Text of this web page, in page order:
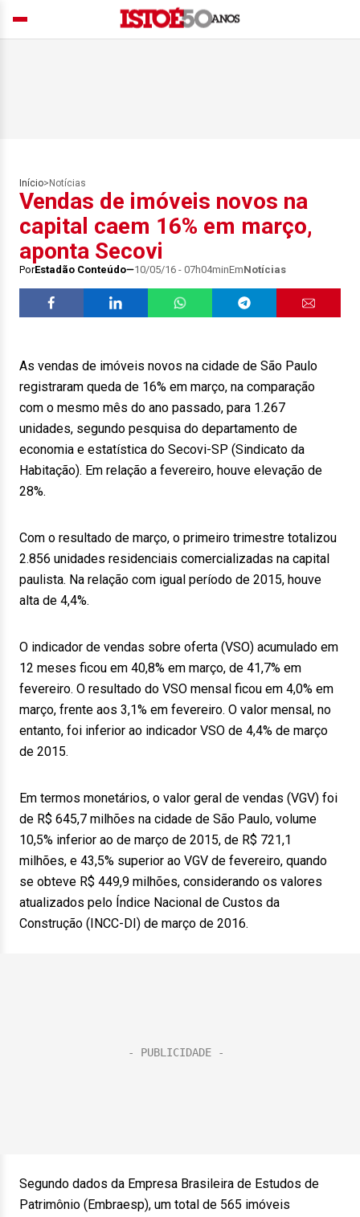
Início> Notícias
Vendas de imóveis novos na
capital caem 16% em março,
aponta Secovi
PorEstadão Conteúdo 10/05/16 - 07h04minEmNotícias
As vendas de imóveis novos na cidade de São Paulo
registraram queda de 16% em março, na comparação
com o mesmo mês do ano passado, para 1.267
unidades, segundo pesquisa do departamento de
economia e estatística do Secovi-SP (Sindicato da
Habitação). Em relação a fevereiro, houve elevação de
28%.
Com o resultado de março, o primeiro trimestre totalizou
2.856 unidades residenciais comercializadas na capital
paulista. Na relação com igual período de 2015, houve
alta de 4,4%.
O indicador de vendas sobre oferta (VSO) acumulado em
12 meses ficou em 40,8% em março, de 41,7% em
fevereiro. O resultado do VSO mensal ficou em 4,0% em
março, frente aos 3,1% em fevereiro. O valor mensal, no
entanto, foi inferior ao indicador VSO de 4,4% de março
de 2015.
Em termos monetários, o valor geral de vendas (VGV) foi
de R$ 645,7 milhões na cidade de São Paulo, volume
10,5% inferior ao de março de 2015, de R$ 721,1
milhões, e 43,5% superior ao VGV de fevereiro, quando
se obteve R$ 449,9 milhões, considerando os valores
atualizados pelo Índice Nacional de Custos da
Construção (INCC-DI) de março de 2016.
Segundo dados da Empresa Brasileira de Estudos de
Patrimônio (Embraesp), um total de 565 imóveis